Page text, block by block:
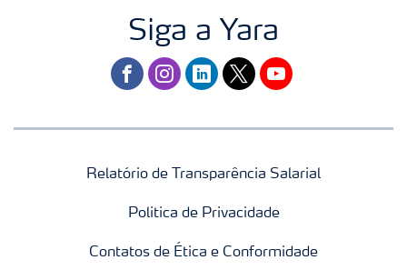
Siga a Yara
facebookinstagram
linkedintwitteryoutube
Relatório de Transparência Salarial
Politica de Privacidade
Contatos de Ética e Conformidade